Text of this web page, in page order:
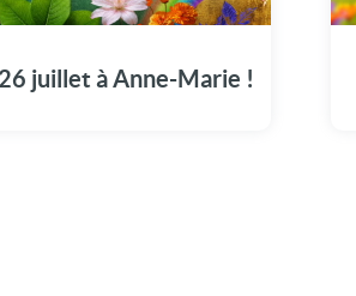
juillet à Anne-Marie !
découvrez notre vidéo dédiée